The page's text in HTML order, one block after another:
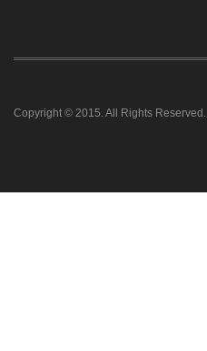
Copyright © 2015. All Rights Reserved.